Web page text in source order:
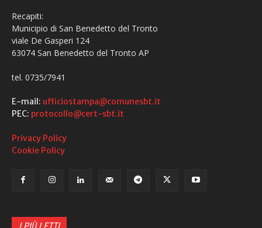
Recapiti:
Municipio di San Benedetto del Tronto
viale De Gasperi 124
63074 San Benedetto del Tronto AP
tel. 0735/7941
E-mail: ufficiostampa@comunesbt.it
PEC: protocollo@cert-sbt.it
Privacy Policy
Cookie Policy